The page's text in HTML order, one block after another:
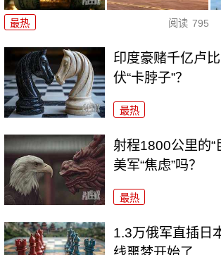
最热 阅读 795
印度豪赌千亿卢
伏“卡脖子”？
最热
射程1800公里的“
美军“焦虑”吗？
最热
1.3万俄军直插日